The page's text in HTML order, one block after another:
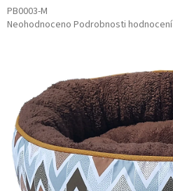
PB0003-M
Průměrné
hvězdiček.
Neohodnoceno Podrobnosti hodnocení